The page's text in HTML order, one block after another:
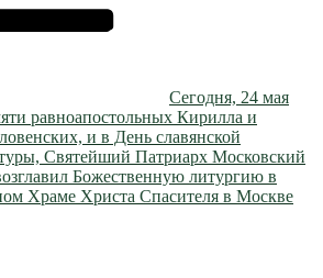
Сегодня, 24 мая
равноапостольных Кирилла и
и в День славянской
Святейший Патриарх Московский
Божественную литургию в
Храме Христа Спасителя в Москве